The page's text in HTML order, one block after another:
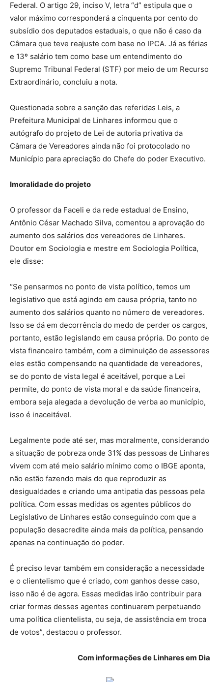
Federal. O artigo 29, inciso V, letra “d” estipula que o
valor máximo corresponderá a cinquenta por cento do
subsídio dos deputados estaduais, o que não é caso da
Câmara que teve reajuste com base no IPCA. Já as férias
e 13º salário tem como base um entendimento do
Supremo Tribunal Federal (STF) por meio de um Recurso
Extraordinário, concluiu a nota.
Questionada sobre a sanção das referidas Leis, a
Prefeitura Municipal de Linhares informou que o
autógrafo do projeto de Lei de autoria privativa da
Câmara de Vereadores ainda não foi protocolado no
Município para apreciação do Chefe do poder Executivo.
Imoralidade do projeto
O professor da Faceli e da rede estadual de Ensino,
Antônio César Machado Silva, comentou a aprovação do
aumento dos salários dos vereadores de Linhares.
Doutor em Sociologia e mestre em Sociologia Política,
ele disse:
“Se pensarmos no ponto de vista político, temos um
legislativo que está agindo em causa própria, tanto no
aumento dos salários quanto no número de vereadores.
Isso se dá em decorrência do medo de perder os cargos,
portanto, estão legislando em causa própria. Do ponto de
vista financeiro também, com a diminuição de assessores
eles estão compensando na quantidade de vereadores,
se do ponto de vista legal é aceitável, porque a Lei
permite, do ponto de vista moral e da saúde financeira,
embora seja alegada a devolução de verba ao município,
isso é inaceitável.
Legalmente pode até ser, mas moralmente, considerando
a situação de pobreza onde 31% das pessoas de Linhares
vivem com até meio salário mínimo como o IBGE aponta,
não estão fazendo mais do que reproduzir as
desigualdades e criando uma antipatia das pessoas pela
política. Com essas medidas os agentes públicos do
Legislativo de Linhares estão conseguindo com que a
população desacredite ainda mais da política, pensando
apenas na continuação do poder.
É preciso levar também em consideração a necessidade
e o clientelismo que é criado, com ganhos desse caso,
isso não é de agora. Essas medidas irão contribuir para
criar formas desses agentes continuarem perpetuando
uma política clientelista, ou seja, de assistência em troca
de votos”, destacou o professor.
Com informações de Linhares em Dia